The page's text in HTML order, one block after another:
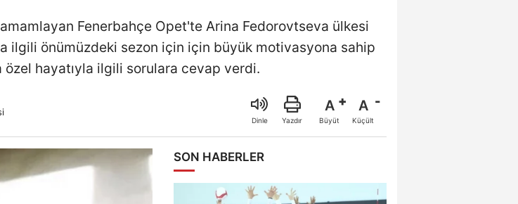
Fenerbahçe Opet'te Arina Fedorovtseva ülkesi
ilgili önümüzdeki sezon için için büyük motivasyona sahip
hayatıyla ilgili sorulara cevap verdi.
Dinle Yazdır
A
Büyüt
A
Küçült
SON HABERLER